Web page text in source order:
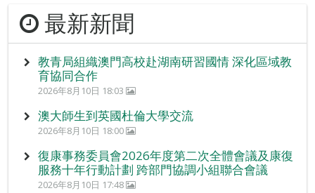
最新新聞
教青局組織澳門高校赴湖南研習國情 深化區域教
育協同合作
2026年8月10日 18:03
澳大師生到英國杜倫大學交流
2026年8月10日 18:00
復康事務委員會2026年度第二次全體會議及康復
服務十年行動計劃 跨部門協調小組聯合會議
2026年8月10日 17:48